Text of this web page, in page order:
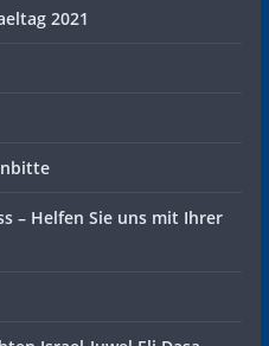
2021
– Helfen Sie uns mit Ihrer